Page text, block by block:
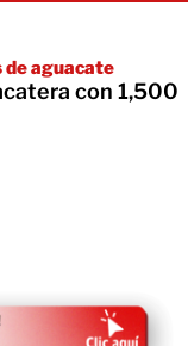
de aguacate
con 1,500